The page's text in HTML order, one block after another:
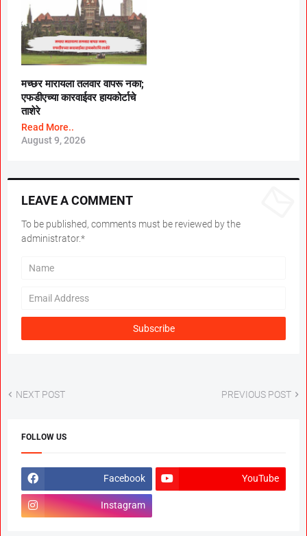
मच्छर मारायला तलवार वापरू नका;
एफडीएच्या कारवाईवर हायकोर्टाचे
ताशेरे
Read More..
August 9, 2026
LEAVE A COMMENT
To be published, comments must be reviewed by the
administrator.*
NEXT POST PREVIOUS POST
FOLLOW US
Facebook YouTube
Instagram